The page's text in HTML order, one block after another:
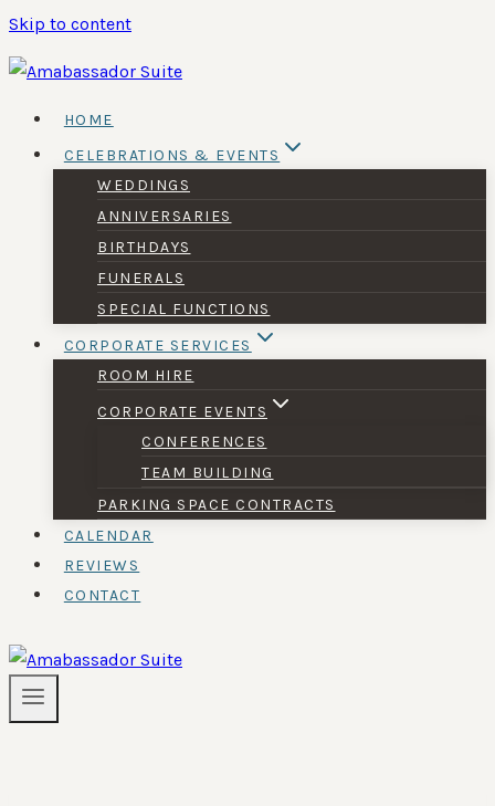
Skip to content
HOME
CELEBRATIONS & EVENTS
WEDDINGS
ANNIVERSARIES
BIRTHDAYS
FUNERALS
SPECIAL FUNCTIONS
CORPORATE SERVICES
ROOM HIRE
CORPORATE EVENTS
CONFERENCES
TEAM BUILDING
PARKING SPACE CONTRACTS
CALENDAR
REVIEWS
CONTACT